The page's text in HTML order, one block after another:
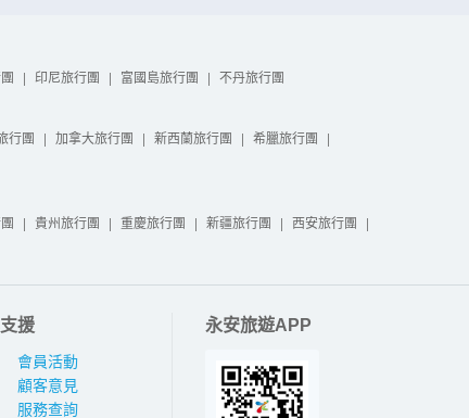
| 印尼旅行團 | 富國島旅行團 | 不丹旅行團
行團 | 加拿大旅行團 | 新西蘭旅行團 | 希臘旅行團 |
| 貴州旅行團 | 重慶旅行團 | 新疆旅行團 | 西安旅行團 |
援
會員活動
顧客意見
服務查詢
永安旅遊APP